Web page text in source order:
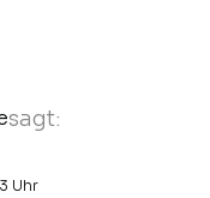
sagt:
Uhr